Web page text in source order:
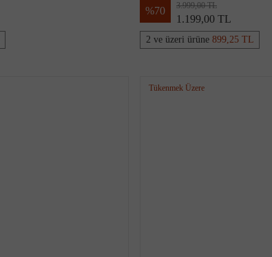
%70 3.999,00 TL
1.199,00 TL
2 ve üzeri ürüne 899,25 TL
Tükenmek Üzere